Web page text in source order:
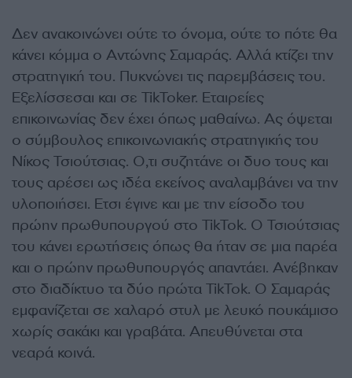
Δεν ανακοινώνει ούτε το όνομα, ούτε το πότε θα
κάνει κόμμα ο Αντώνης Σαμαράς. Αλλά κτίζει την
στρατηγική του. Πυκνώνει τις παρεμβάσεις του.
Εξελίσσεσαι και σε TikToker. Εταιρείες
επικοινωνίας δεν έχει όπως μαθαίνω. Ας όψεται
ο σύμβουλος επικοινωνιακής στρατηγικής του
Νίκος Τσιούτσιας. Ο,τι συζητάνε οι δυο τους και
τους αρέσει ως ιδέα εκείνος αναλαμβάνει να την
υλοποιήσει. Ετσι έγινε και με την είσοδο του
πρώην πρωθυπουργού στο TikTok. Ο Τσιούτσιας
του κάνει ερωτήσεις όπως θα ήταν σε μια παρέα
και ο πρώην πρωθυπουργός απαντάει. Ανέβηκαν
στο διαδίκτυο τα δύο πρώτα TikTok. Ο Σαμαράς
εμφανίζεται σε χαλαρό στυλ με λευκό πουκάμισο
χωρίς σακάκι και γραβάτα. Απευθύνεται στα
νεαρά κοινά.